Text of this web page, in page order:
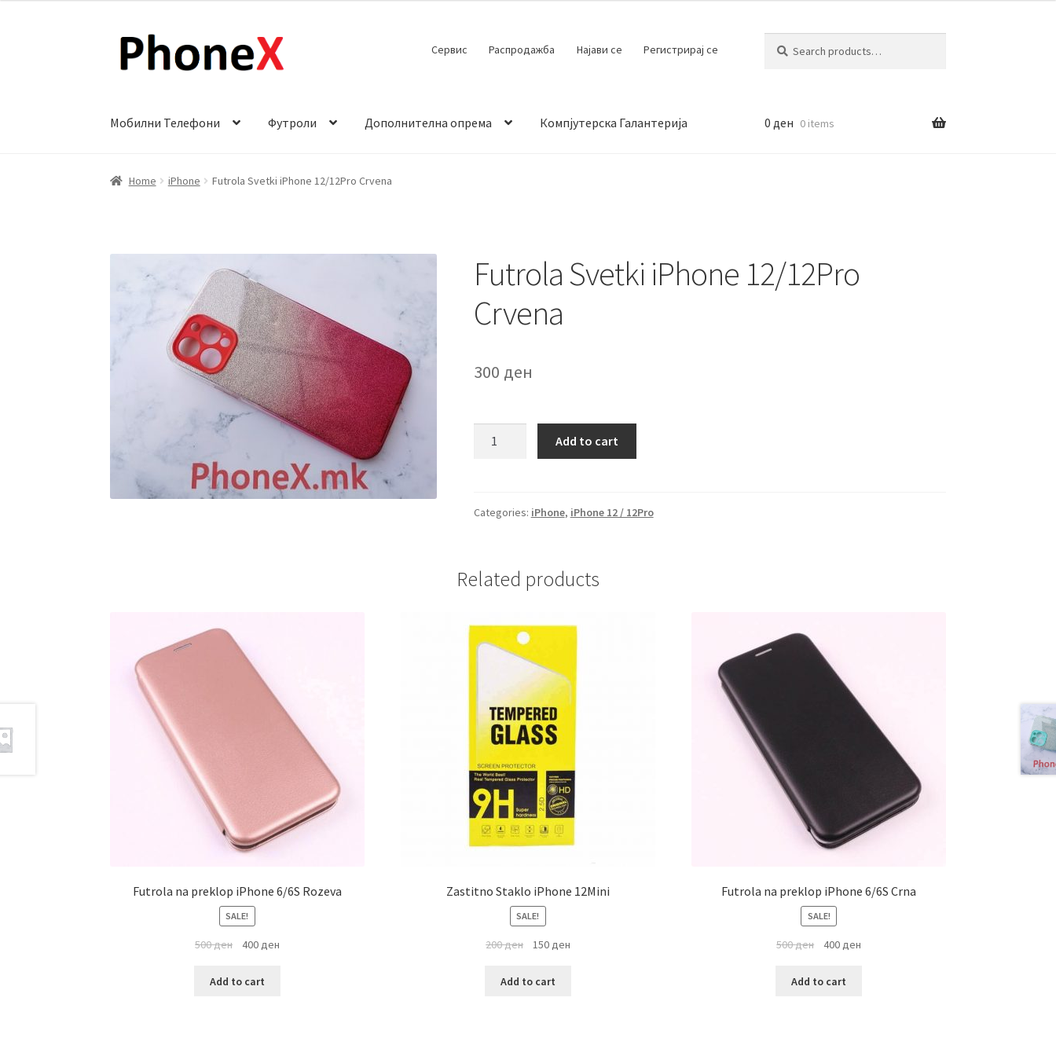
Skip
Skip
Сервис Распродажба Најави се Регистрирај се
for:
Мобилни Телефони Футроли Дополнителна опрема Компјутерска Галантерија
Почетна About Blog Sample Page Детали за испорака
0 ден 0 items
Home iPhone Futrola Svetki iPhone 12/12Pro Crvena
Futrola Svetki iPhone 12/12Pro
Crvena
300 ден
Crvena
Add to cart
Categories: iPhone, iPhone 12 / 12Pro
Related products
Futrola na preklop iPhone 6/6S Rozeva
SALE!
500ден 400ден
Add to cart
Zastitno Staklo iPhone 12Mini
SALE!
200ден 150ден
Add to cart
Futrola na preklop iPhone 6/6S Crna
SALE!
500ден 400ден
Add to cart